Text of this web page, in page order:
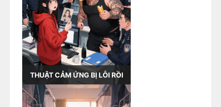
THUẬT CẢM ỨNG BỊ LỖI RỒI